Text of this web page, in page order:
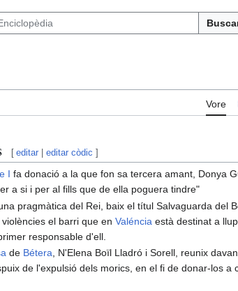
Vore
[ editar |editar còdic ]
I fa donació a la que fon sa tercera amant, Donya
a si i per al fills que de ella poguera tindre"
pragmàtica del Rei, baix el títul Salvaguarda del
violències el barri que enValéncia està destinat a
responsable d'ell.
de Bétera , N'Elena Boïl Lladró i Sorell, reunix
de l'expulsió dels morics, en el fi de donar-los a